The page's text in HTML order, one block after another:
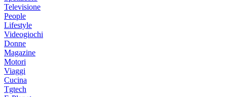
Televisione
People
Lifestyle
Videogiochi
Donne
Magazine
Motori
Viaggi
Cucina
Tgtech